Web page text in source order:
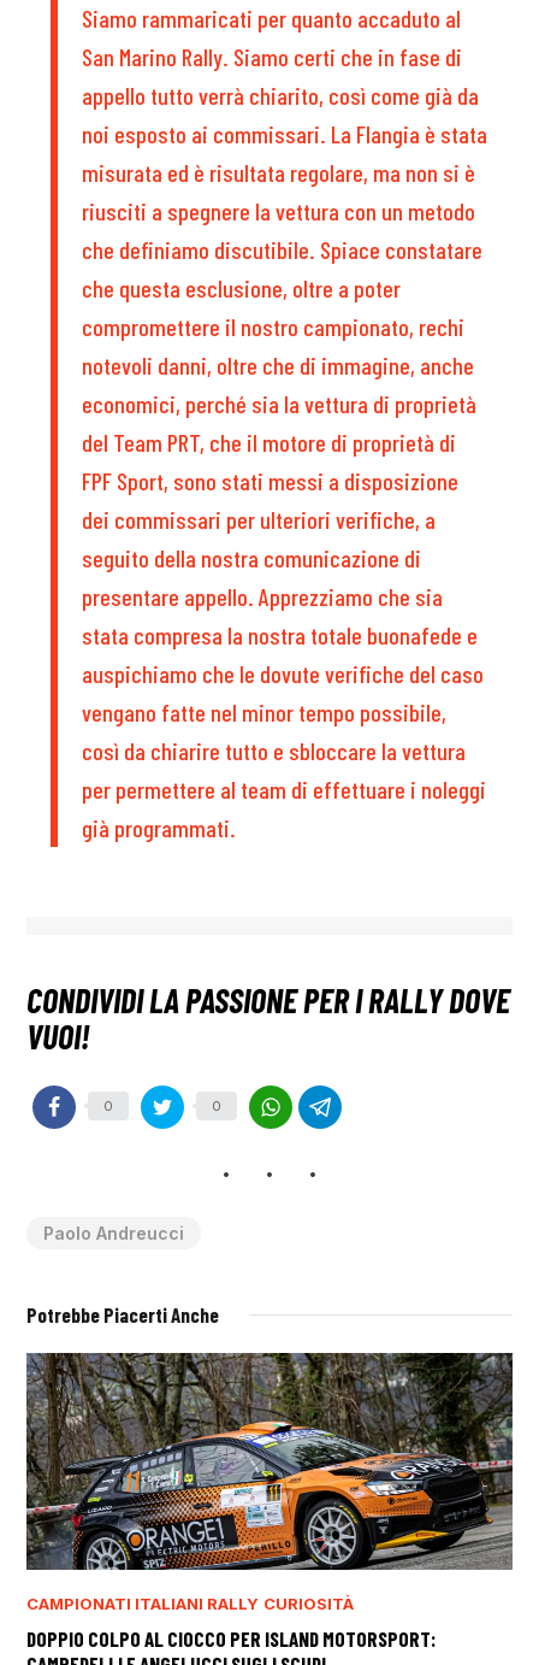
Siamo rammaricati per quanto accaduto al
San Marino Rally. Siamo certi che in fase di
appello tutto verrà chiarito, così come già da
noi esposto ai commissari. La Flangia è stata
misurata ed è risultata regolare, ma non si è
riusciti a spegnere la vettura con un metodo
che definiamo discutibile. Spiace constatare
che questa esclusione, oltre a poter
compromettere il nostro campionato, rechi
notevoli danni, oltre che di immagine, anche
economici, perché sia la vettura di proprietà
del Team PRT, che il motore di proprietà di
FPF Sport, sono stati messi a disposizione
dei commissari per ulteriori verifiche, a
seguito della nostra comunicazione di
presentare appello. Apprezziamo che sia
stata compresa la nostra totale buonafede e
auspichiamo che le dovute verifiche del caso
vengano fatte nel minor tempo possibile,
così da chiarire tutto e sbloccare la vettura
per permettere al team di effettuare i noleggi
già programmati.
0 0
Paolo Andreucci
Potrebbe Piacerti Anche
CAMPIONATI ITALIANI RALLY CURIOSITÀ
DOPPIO COLPO AL CIOCCO PER ISLAND MOTORSPORT: